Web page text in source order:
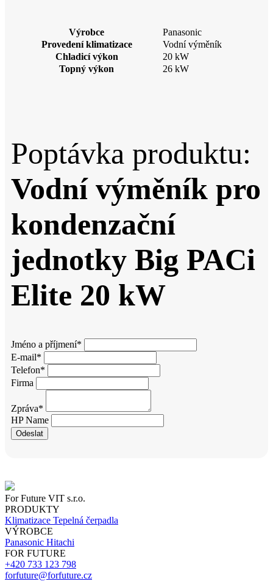
Výrobce
Panasonic
Provedení klimatizace
Vodní výměník
Chladicí výkon
20 kW
Topný výkon
26 kW
Poptávka produktu:
Vodní výměník pro
kondenzační
jednotky Big PACi
Elite 20 kW
Jméno a příjmení*
E-mail*
Telefon*
Firma
Zpráva*
HP Name
Odeslat
For Future VIT s.r.o.
PRODUKTY
Klimatizace Tepelná čerpadla
VÝROBCE
Panasonic Hitachi
FOR FUTURE
+420 733 123 798
forfuture@forfuture.cz